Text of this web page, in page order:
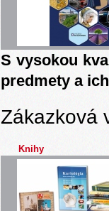
S vysokou
predmety a
Zákazková
Knihy